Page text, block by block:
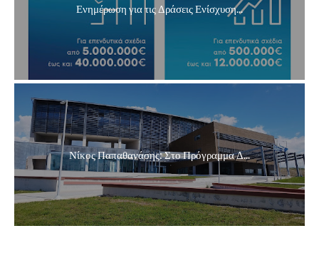
Ενημέρωση για τις Δράσεις Ενίσχυση...
Νίκος Παπαθανάσης: Στο Πρόγραμμα Δ...